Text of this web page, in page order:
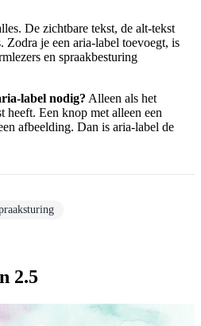
De zichtbare tekst, de alt-tekst
Zodra je een aria-label toevoegt, is
en spraakbesturing
label nodig? Alleen als het
heeft. Een knop met alleen een
afbeelding. Dan is aria-label de
2.5